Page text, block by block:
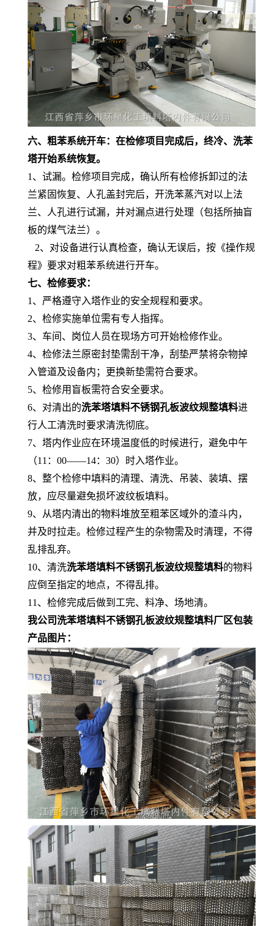
六、粗苯系统开车：在检修项目完成后，终冷、洗苯
塔开始系统恢复。
1、试漏。检修项目完成，确认所有检修拆卸过的法
兰紧固恢复、人孔盖封完后，开洗苯蒸汽对以上法
兰、人孔进行试漏，并对漏点进行处理（包括所抽盲
板的煤气法兰）。
2、对设备进行认真检查，确认无误后，按《操作规
程》要求对粗苯系统进行开车。
七、检修要求：
1、严格遵守入塔作业的安全规程和要求。
2、检修实施单位需有专人指挥。
3、车间、岗位人员在现场方可开始检修作业。
4、检修法兰原密封垫需刮干净，刮垫严禁将杂物掉
入管道及设备内；更换新垫需符合要求。
5、检修用盲板需符合安全要求。
6、对清出的洗苯塔填料不锈钢孔板波纹规整填料进
行人工清洗时要求清洗彻底。
7、塔内作业应在环境温度低的时候进行，避免中午
（11：00——14：30）时入塔作业。
8、整个检修中填料的清理、清洗、吊装、装填、摆
放，应尽量避免损坏波纹板填料。
9、从塔内清出的物料堆放至粗苯区域外的渣斗内，
并及时拉走。检修过程产生的杂物需及时清理，不得
乱排乱弃。
10、清洗洗苯塔填料不锈钢孔板波纹规整填料的物料
应倒至指定的地点，不得乱排。
11、检修完成后做到工完、料净、场地清。
我公司洗苯塔填料不锈钢孔板波纹规整填料厂区包装
产品图片：